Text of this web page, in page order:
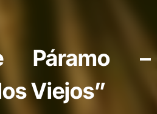
Páramo –
Viejos”